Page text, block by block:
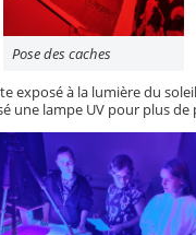
Pose des caches
exposé à la lumière du
une lampe UV pour plus de